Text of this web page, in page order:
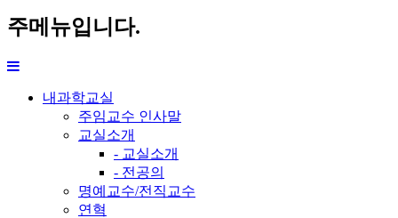
주메뉴입니다.
내과학교실
주임교수 인사말
교실소개
- 교실소개
- 전공의
명예교수/전직교수
연혁